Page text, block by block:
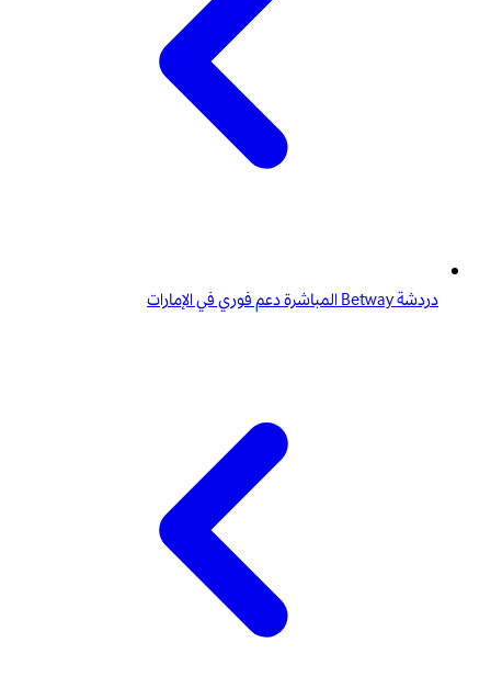
دردشة Betway المباشرة دعم فوري في الإمارات